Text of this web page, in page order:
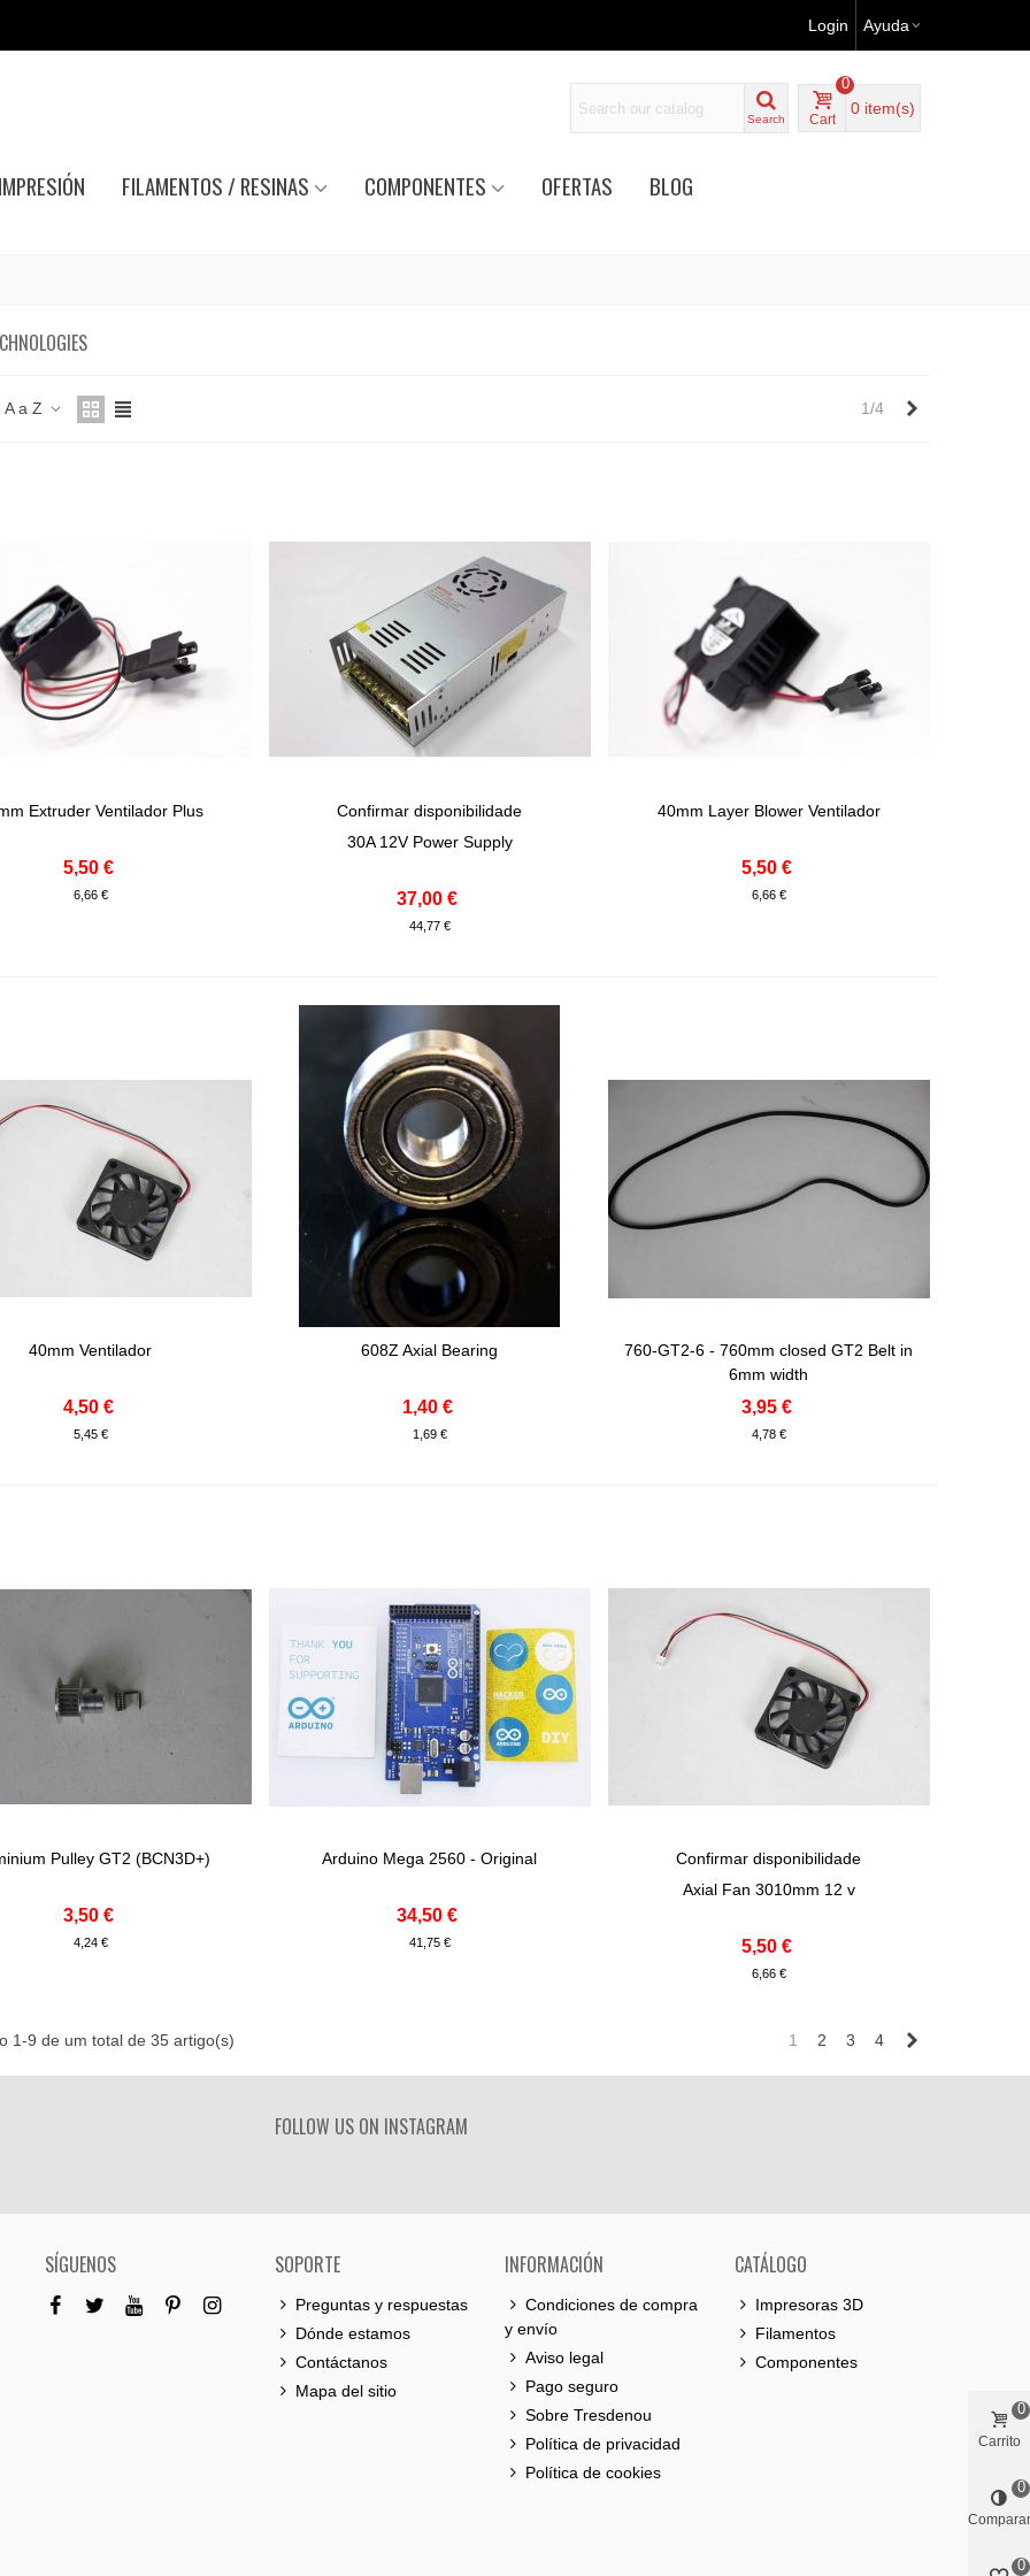
Login Ayuda
Search Cart
0
0 item(s)
IMPRESIÓN FILAMENTOS / RESINAS COMPONENTES OFERTAS
BLOG
A a Z 1/4
Ao Carrinho
Extruder Ventilador Plus
5,50 €
6,66 €
View More
Confirmar disponibilidade
30A 12V Power Supply
37,00 €
44,77 €
Adicionar Ao Carrinho
40mm Layer Blower Ventilador
5,50 €
6,66 €
Ao Carrinho
40mm Ventilador
4,50 €
5,45 €
Adicionar Ao Carrinho
608Z Axial Bearing
1,40 €
1,69 €
Adicionar Ao Carrinho
760-GT2-6 - 760mm closed GT2 Belt in
6mm width
3,95 €
4,78 €
Ao Carrinho
Pulley GT2 (BCN3D+)
3,50 €
4,24 €
Adicionar Ao Carrinho
Arduino Mega 2560 - Original
34,50 €
41,75 €
View More
Confirmar disponibilidade
Axial Fan 3010mm 12 v
5,50 €
6,66 €
1-9 de um total de 35 artigo(s) 1 2 3 4
FOLLOW US ON INSTAGRAM
SÍGUENOS SOPORTE
Preguntas y respuestas
Dónde estamos
Contáctanos
Mapa del sitio
INFORMACIÓN
Condiciones de compra
y envío
Aviso legal
Pago seguro
Sobre Tresdenou
Política de privacidad
Política de cookies
CATÁLOGO
Impresoras 3D
Filamentos
Componentes
Carrito
0
Comparar
0
0